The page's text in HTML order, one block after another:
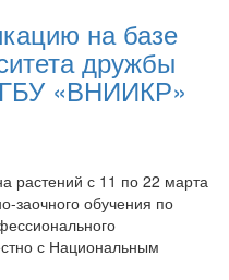
на базе
дружбы
«ВНИИКР»
растений с 11 по 22 марта
заочного обучения по
с Национальным